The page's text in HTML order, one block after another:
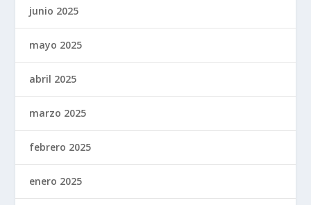
junio 2025
mayo 2025
abril 2025
marzo 2025
febrero 2025
enero 2025